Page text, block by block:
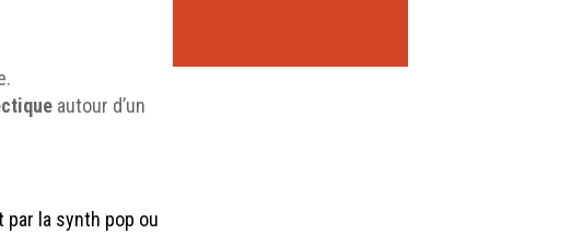
autour d’un
par la synth pop ou